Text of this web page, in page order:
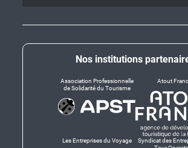
Nos institutions
Atout